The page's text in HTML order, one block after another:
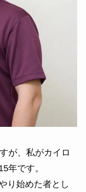
が、私がカイロ
年です。
り始めた者とし